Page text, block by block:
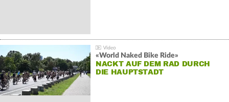
«World Naked Bike Ride»
NACKT AUF DEM RAD DURCH
DIE HAUPTSTADT